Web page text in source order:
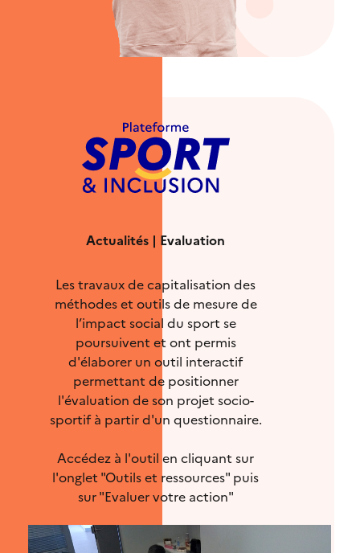
Actualités | Evaluation
Les travaux de capitalisation des
méthodes et outils de mesure de
l’impact social du sport se
poursuivent et ont permis
d'élaborer un outil interactif
permettant de positionner
l'évaluation de son projet socio-
sportif à partir d'un questionnaire.
Accédez à l'outil en cliquant sur
l'onglet "Outils et ressources" puis
sur "Evaluer votre action"